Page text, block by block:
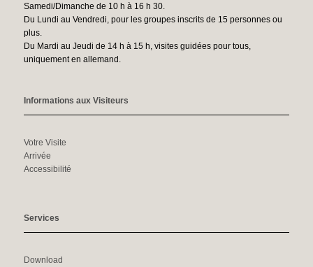
Samedi/Dimanche de 10 h à 16 h 30.
Du Lundi au Vendredi, pour les groupes inscrits de 15 personnes ou
plus.
Du Mardi au Jeudi de 14 h à 15 h, visites guidées pour tous,
uniquement en allemand.
Informations aux Visiteurs
Votre Visite
Arrivée
Accessibilité
Services
Download